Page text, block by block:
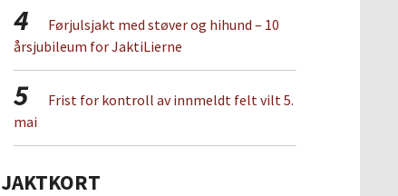
4
Førjulsjakt med støver og hihund – 10
årsjubileum for JaktiLierne
5
Frist for kontroll av innmeldt felt vilt 5.
mai
JAKTKORT